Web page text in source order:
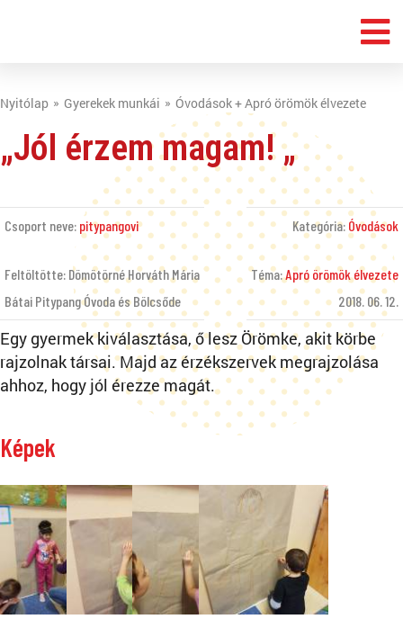
Nyitólap Gyerekek munkái Óvodások + Apró örömök élvezete
„Jól érzem magam! „
Csoport neve: pitypangovi
Feltöltötte: Dömötörné Horváth Mária
Bátai Pitypang Óvoda és Bölcsőde
Kategória: Óvodások
Téma:Apró örömök élvezete
2018. 06. 12.
Egy gyermek kiválasztása, ő lesz Örömke, akit körbe
rajzolnak társai. Majd az érzékszervek megrajzolása
ahhoz, hogy jól érezze magát.
Képek